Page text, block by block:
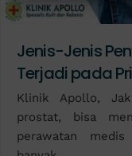
Jenis-Jenis
Terjadi pada
Klinik Apollo,
prostat, bisa
perawatan